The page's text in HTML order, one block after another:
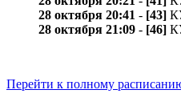
28 октября 20:41 - [43]
28 октября 21:09 - [46]
Перейти к полному